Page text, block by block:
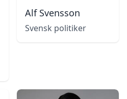
Alf Svensson
Svensk politiker